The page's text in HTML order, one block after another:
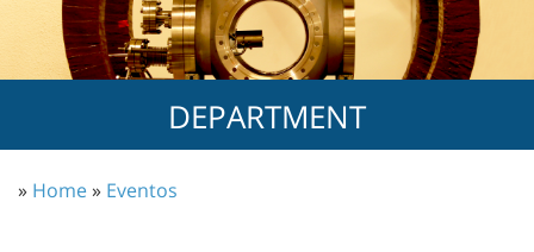
DEPARTMENT
» Home» Eventos